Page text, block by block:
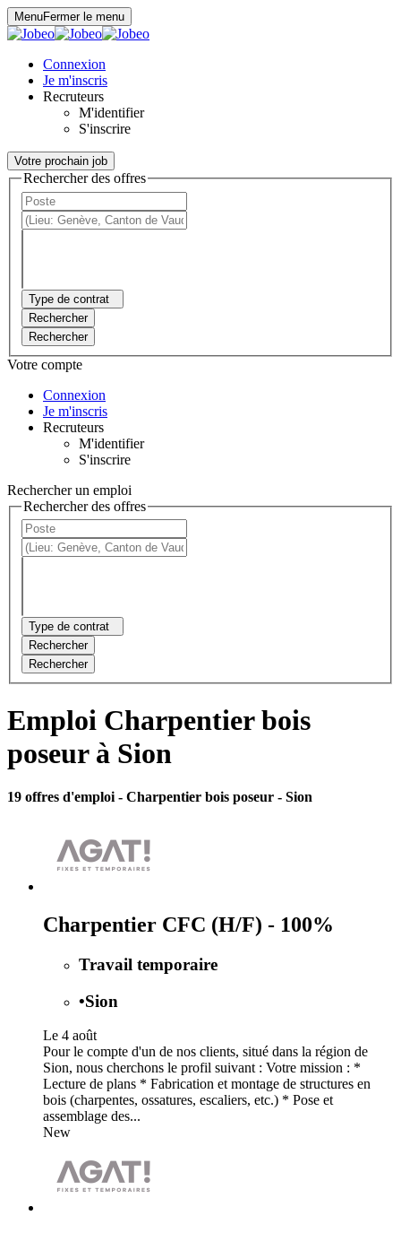
MenuFermer le menu
Connexion
Je m'inscris
Recruteurs
M'identifier
S'inscrire
Votre prochain job
Rechercher des offres
Type de contrat
Rechercher
Rechercher
Votre compte
Connexion
Je m'inscris
Recruteurs
M'identifier
S'inscrire
Rechercher un emploi
Rechercher des offres
Type de contrat
Rechercher
Rechercher
Emploi Charpentier bois
poseur à Sion
19 offres d'emploi - Charpentier bois poseur - Sion
Charpentier CFC (H/F) - 100%
Travail temporaire
•Sion
Le 4 août
Pour le compte d'un de nos clients, situé dans la région de
Sion, nous cherchons le profil suivant : Votre mission : *
Lecture de plans * Fabrication et montage de structures en
bois (charpentes, ossatures, escaliers, etc.) * Pose et
assemblage des...
New
Panneau de gestion des cookies